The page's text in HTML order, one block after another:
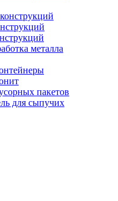
металла
пакетов
для сыпучих